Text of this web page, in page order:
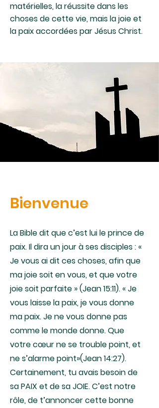
matérielles, la réussite dans les
choses de cette vie, mais la joie et
la paix accordées par Jésus Christ.
Bienvenue
La Bible dit que c’est lui le prince de
paix. Il dira un jour à ses disciples : «
Je vous ai dit ces choses, afin que
ma joie soit en vous, et que votre
joie soit parfaite » (Jean 15:11). « Je
vous laisse la paix, je vous donne
ma paix. Je ne vous donne pas
comme le monde donne. Que
votre cœur ne se trouble point, et
ne s’alarme point»(Jean 14:27).
Certainement, tu avais besoin de
sa PAIX et de sa JOIE. C’est notre
rôle, de t’annoncer cette bonne